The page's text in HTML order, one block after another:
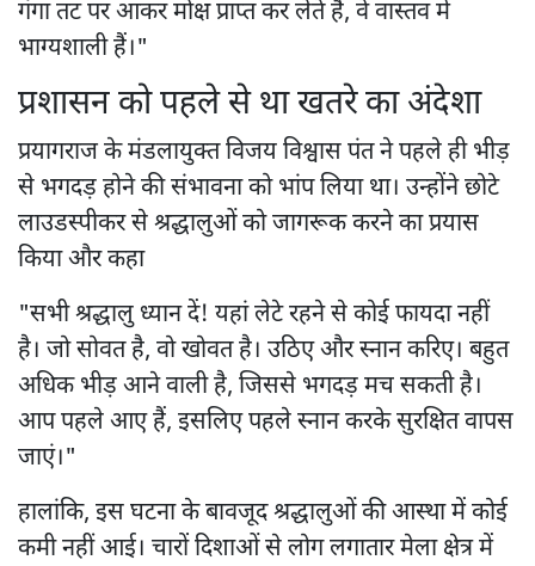
गंगा तट पर आकर मोक्ष प्राप्त कर लेते हैं, वे वास्तव में
भाग्यशाली हैं।"
प्रशासन को पहले से था खतरे का अंदेशा
प्रयागराज के मंडलायुक्त विजय विश्वास पंत ने पहले ही भीड़
से भगदड़ होने की संभावना को भांप लिया था। उन्होंने छोटे
लाउडस्पीकर से श्रद्धालुओं को जागरूक करने का प्रयास
किया और कहा
"सभी श्रद्धालु ध्यान दें! यहां लेटे रहने से कोई फायदा नहीं
है। जो सोवत है, वो खोवत है। उठिए और स्नान करिए। बहुत
अधिक भीड़ आने वाली है, जिससे भगदड़ मच सकती है।
आप पहले आए हैं, इसलिए पहले स्नान करके सुरक्षित वापस
जाएं।"
हालांकि, इस घटना के बावजूद श्रद्धालुओं की आस्था में कोई
कमी नहीं आई। चारों दिशाओं से लोग लगातार मेला क्षेत्र में